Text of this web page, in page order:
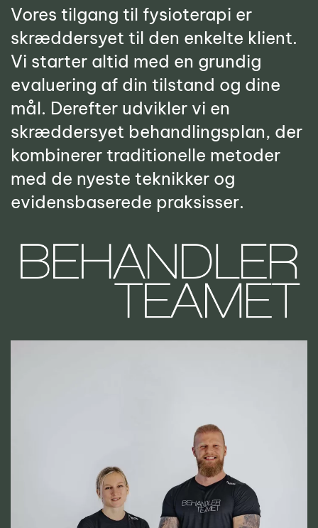
Vores tilgang til fysioterapi er
skræddersyet til den enkelte klient.
Vi starter altid med en grundig
evaluering af din tilstand og dine
mål. Derefter udvikler vi en
skræddersyet behandlingsplan, der
kombinerer traditionelle metoder
med de nyeste teknikker og
evidensbaserede praksisser.